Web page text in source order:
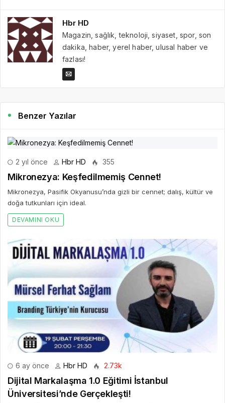
Hbr HD
Magazin, sağlık, teknoloji, siyaset, spor, son
dakika, haber, yerel haber, ulusal haber ve
fazlası!
Benzer Yazılar
2 yıl önce Hbr HD 355
Mikronezya: Keşfedilmemiş Cennet!
Mikronezya, Pasifik Okyanusu’nda gizli bir cennet; dalış, kültür ve
doğa tutkunları için ideal.
DEVAMINI OKU
6 ay önce Hbr HD 2.73k
Dijital Markalaşma 1.0 Eğitimi İstanbul
Üniversitesi’nde Gerçekleşti!